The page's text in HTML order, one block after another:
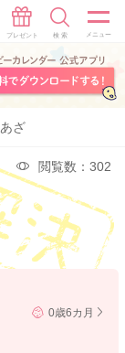
あざ
閲覧数：302
0歳6カ月